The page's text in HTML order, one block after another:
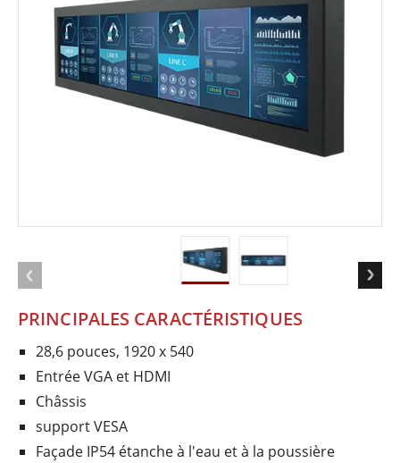
PRINCIPALES CARACTÉRISTIQUES
28,6 pouces, 1920 x 540
Entrée VGA et HDMI
Châssis
support VESA
Façade IP54 étanche à l'eau et à la poussière